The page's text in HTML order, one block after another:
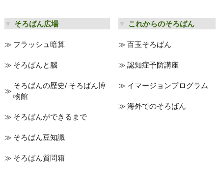
そろばん広場
フラッシュ暗算
そろばんと腦
そろばんの歴史/ そろばん博
物館
そろばんができるまで
そろばん豆知識
そろばん質問箱
これからのそろばん
百玉そろばん
認知症予防講座
イマージョンプログラム
海外でのそろばん